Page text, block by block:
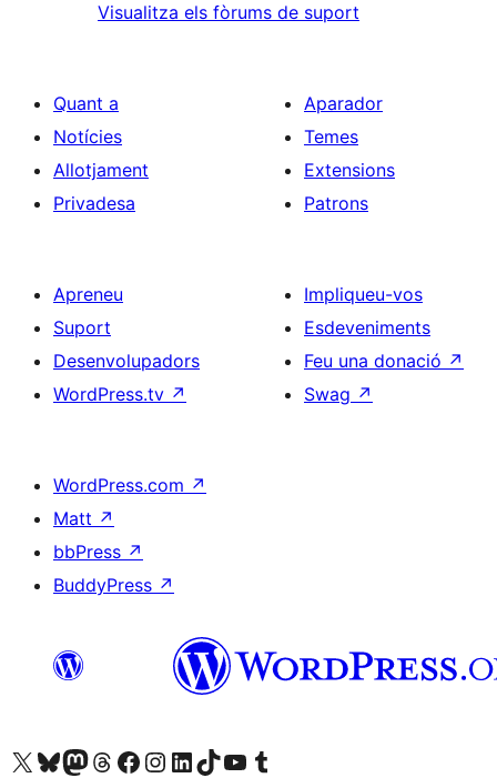
Visualitza els fòrums de suport
Quant a
Notícies
Allotjament
Privadesa
Aparador
Temes
Extensions
Patrons
Apreneu
Suport
Desenvolupadors
WordPress.tv ↗
Impliqueu-vos
Esdeveniments
Feu una donació ↗
Swag ↗
WordPress.com ↗
Matt ↗
bbPress ↗
BuddyPress ↗
Visiteu el nostre compte X (abans Twitter)
Visiteu el nostre compte de Bluesky
Visiteu el nostre compte al Mastodon
Visiteu el nostre compte de Threads
Visiteu la nostra pàgina al Facebook
Visiteu el nostre compte d'Instagram
Visiteu el nostre compte de LinkedIn
Visiteu el nostre compte de TikTok
Visiteu el nostre canal al YouTube
Visiteu el nostre compte de Tumblr